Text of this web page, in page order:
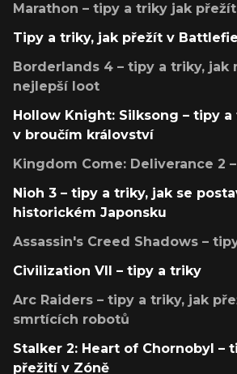
Marathon – tipy a triky jak
Tipy a triky, jak přežít v
Borderlands 4 – tipy a triky, jak
nejlepší loot
Hollow Knight: Silksong – tipy
v broučím království
Kingdom Come: Deliverance 2
Nioh 3 – tipy a triky, jak se
historickém Japonsku
Assassin's Creed Shadows –
Civilization VII – tipy a triky
Arc Raiders – tipy a triky, jak
smrtících robotů
Stalker 2: Heart of Chornobyl –
přežití v Zóně